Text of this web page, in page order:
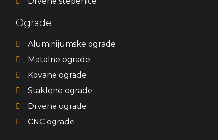
Ograde
Aluminijumske ograde
Metalne ograde
Kovane ograde
Staklene ograde
Drvene ograde
CNC ograde